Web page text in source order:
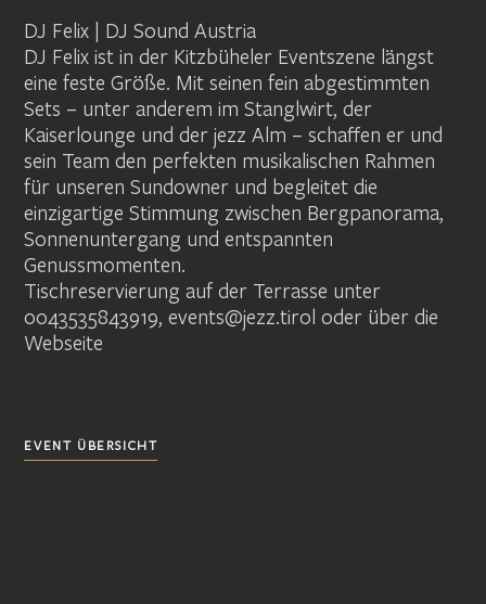
DJ Felix | DJ Sound Austria
DJ Felix ist in der Kitzbüheler Eventszene längst
eine feste Größe. Mit seinen fein abgestimmten
Sets – unter anderem im Stanglwirt, der
Kaiserlounge und der jezz Alm – schaffen er und
sein Team den perfekten musikalischen Rahmen
für unseren Sundowner und begleitet die
einzigartige Stimmung zwischen Bergpanorama,
Sonnenuntergang und entspannten
Genussmomenten.
Tischreservierung auf der Terrasse unter
0043535843919, events@jezz.tirol oder über die
Webseite
EVENT ÜBERSICHT